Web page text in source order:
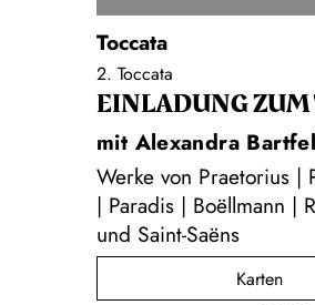
Toccata
2. Toccata
EINLADUNG ZUM
mit Alexandra
Werke von Praetorius |
| Paradis | Boëllmann |
und Saint-Saëns
Karten